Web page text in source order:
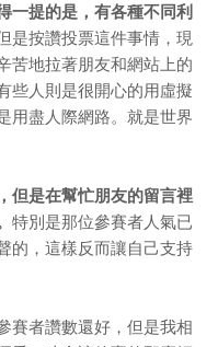
一提的是，有各種不同利
是按讚投票這件事情，現
苦地拉著朋友和網站上的
些人則是很開心的用虛擬
用盡人際網路。就是世界
但是在幫忙朋友的留言裡
特別是那位參賽者人氣已
的，這樣反而讓自己支持
賽者讚數還好，但是我相